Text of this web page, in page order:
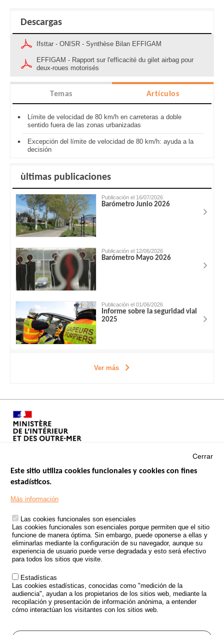
Descargas
Ifsttar - ONISR - Synthèse Bilan EFFIGAM
EFFIGAM - Rapport sur l'efficacité du gilet airbag pour
deux-roues motorisés
Temas Artículos
Límite de velocidad de 80 km/h en carreteras a doble
sentido fuera de las zonas urbanizadas
Excepción del límite de velocidad de 80 km/h: ayuda a la
decisión
ùltimas publicaciones
Publicación el 16/07/2026
Barómetro Junio 2026
Publicación el 12/06/2026
Barómetro Mayo 2026
Publicación el 01/06/2026
Informe sobre la seguridad vial
2025
Ver más
Footer
TRATAMIENTO DE DATOS PERSONALES PROCEDENTES DE
ACCIDENTES DE TRÁFICO
ESTUDIOS
CONVOCATORIA DE PROYECTOS DE ESTUDIOS
POLÍTICA DE SEGURIDAD VIAL
Outils
EVENTOS
GLOSARIO
Cerrar
Este sitio utiliza cookies funcionales y cookies con fines
estadísticos.
Más información
Las cookies funcionales son esenciales
Las cookies funcionales son esenciales porque permiten que el sitio
funcione de manera óptima. Sin embargo, puede oponerse a ellas y
eliminarlas mediante la configuración de su navegador, aunque su
experiencia de usuario puede verse degradada y esto será efectivo
para todos los sitios que visite.
Estadísticas
Las cookies estadísticas, conocidas como "medición de la
audiencia", ayudan a los propietarios de los sitios web, mediante la
recopilación y presentación de información anónima, a entender
cómo interactúan los visitantes con los sitios web.